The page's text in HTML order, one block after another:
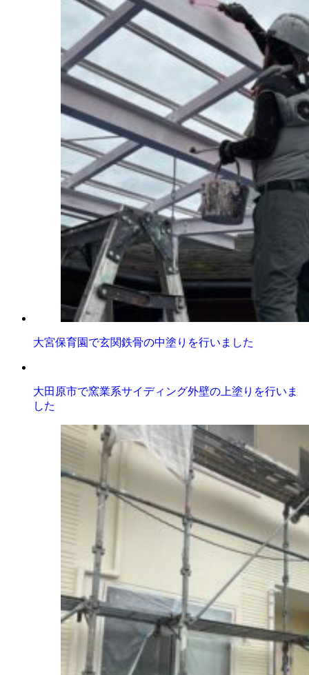
大宮保育園で玄関鉄骨の中塗りを行いました
大田原市で窯業系サイディング外壁の上塗りを行いま
した